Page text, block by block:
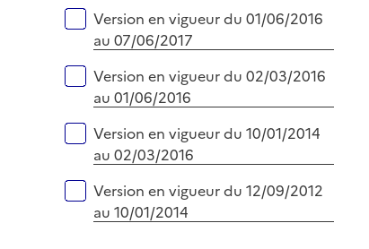
Version en vigueur du 01/06/2016
au 07/06/2017
Version en vigueur du 02/03/2016
au 01/06/2016
Version en vigueur du 10/01/2014
au 02/03/2016
Version en vigueur du 12/09/2012
au 10/01/2014